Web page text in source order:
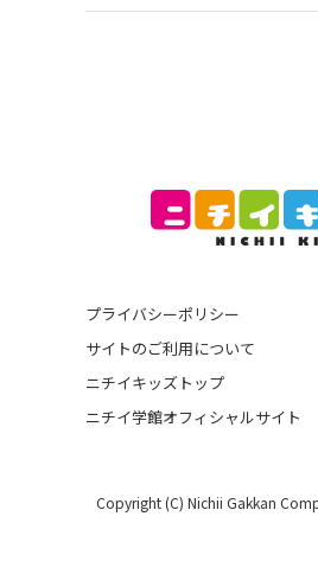
プライバシーポリシー
サイトのご利用について
ニチイキッズトップ
ニチイ学館オフィシャルサイト
Copyright (C) Nichii Gakkan